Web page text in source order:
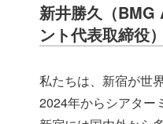
新井勝久（BMG
ント代表取締役
私たちは、新宿が世
2024年からシアター